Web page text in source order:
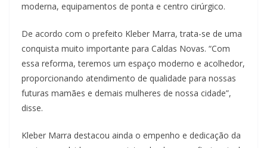
moderna, equipamentos de ponta e centro cirúrgico.
De acordo com o prefeito Kleber Marra, trata-se de uma
conquista muito importante para Caldas Novas. “Com
essa reforma, teremos um espaço moderno e acolhedor,
proporcionando atendimento de qualidade para nossas
futuras mamães e demais mulheres de nossa cidade”,
disse.
Kleber Marra destacou ainda o empenho e dedicação da